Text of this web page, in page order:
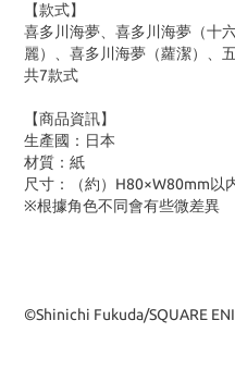
【款式】
喜多川海夢、喜多川海夢（十
麗）、喜多川海夢（蘿潔）、
共7款式
【商品資訊】
生產國：日本
材質：紙
尺寸：（約）H80×W80mm以
※根據角色不同會有些微差異
©Shinichi Fukuda/SQUARE